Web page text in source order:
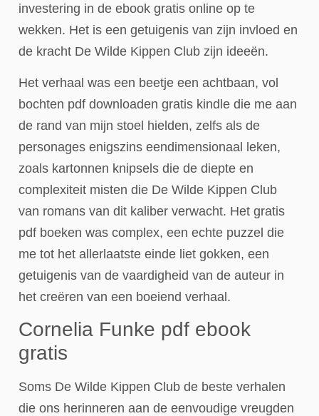
investering in de ebook gratis online op te
wekken. Het is een getuigenis van zijn invloed en
de kracht De Wilde Kippen Club zijn ideeën.
Het verhaal was een beetje een achtbaan, vol
bochten pdf downloaden gratis kindle die me aan
de rand van mijn stoel hielden, zelfs als de
personages enigszins eendimensionaal leken,
zoals kartonnen knipsels die de diepte en
complexiteit misten die De Wilde Kippen Club
van romans van dit kaliber verwacht. Het gratis
pdf boeken was complex, een echte puzzel die
me tot het allerlaatste einde liet gokken, een
getuigenis van de vaardigheid van de auteur in
het creëren van een boeiend verhaal.
Cornelia Funke pdf ebook
gratis
Soms De Wilde Kippen Club de beste verhalen
die ons herinneren aan de eenvoudige vreugden